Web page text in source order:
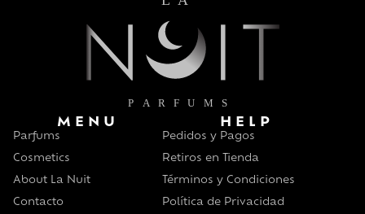
MENU
Parfums
Cosmetics
About La Nuit
Contacto
HELP
Pedidos y Pagos
Retiros en Tienda
Términos y Condiciones
Política de Privacidad